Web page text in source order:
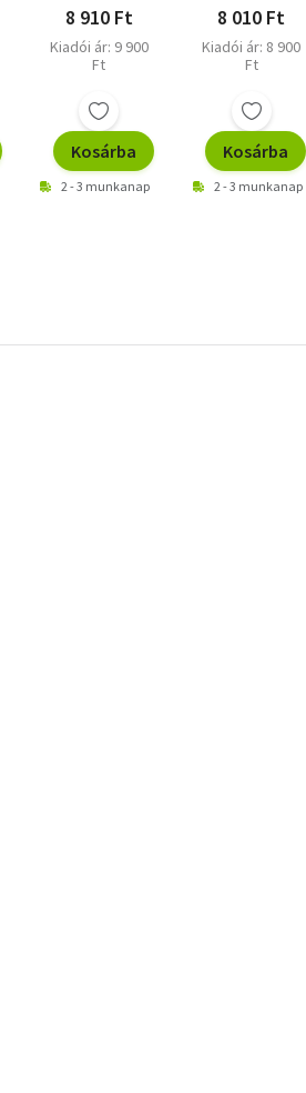
8 910 Ft
Kiadói ár: 9 900
Ft
Kosárba
2 - 3 munkanap
8 010 Ft
Kiadói ár: 8 900
Ft
Kosárba
2 - 3 munkanap